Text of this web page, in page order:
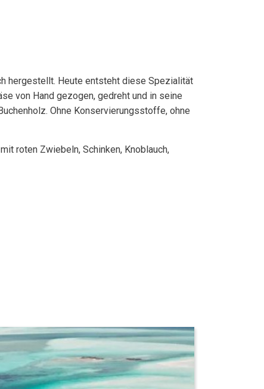
hergestellt. Heute entsteht diese Spezialität
von Hand gezogen, gedreht und in seine
Ohne Konservierungsstoffe, ohne
roten Zwiebeln, Schinken, Knoblauch,